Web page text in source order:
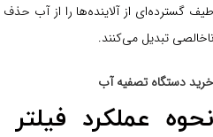
طیف گسترده‌ای از آلاینده‌ها را از آب حذف
ناخالصی تبدیل می‌کنند.
خرید دستگاه تصفیه آب
نحوه عملکرد